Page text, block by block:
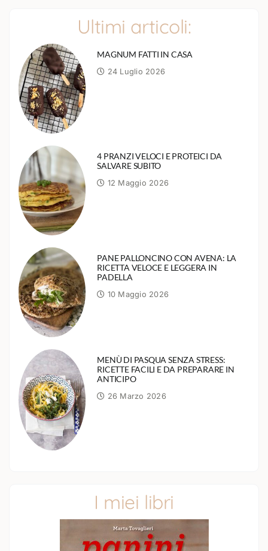
Ultimi articoli:
MAGNUM FATTI IN CASA
24 Luglio 2026
4 PRANZI VELOCI E PROTEICI DA
SALVARE SUBITO
12 Maggio 2026
PANE PALLONCINO CON AVENA: LA
RICETTA VELOCE E LEGGERA IN
PADELLA
10 Maggio 2026
MENÙ DI PASQUA SENZA STRESS:
RICETTE FACILI E DA PREPARARE IN
ANTICIPO
26 Marzo 2026
I miei libri